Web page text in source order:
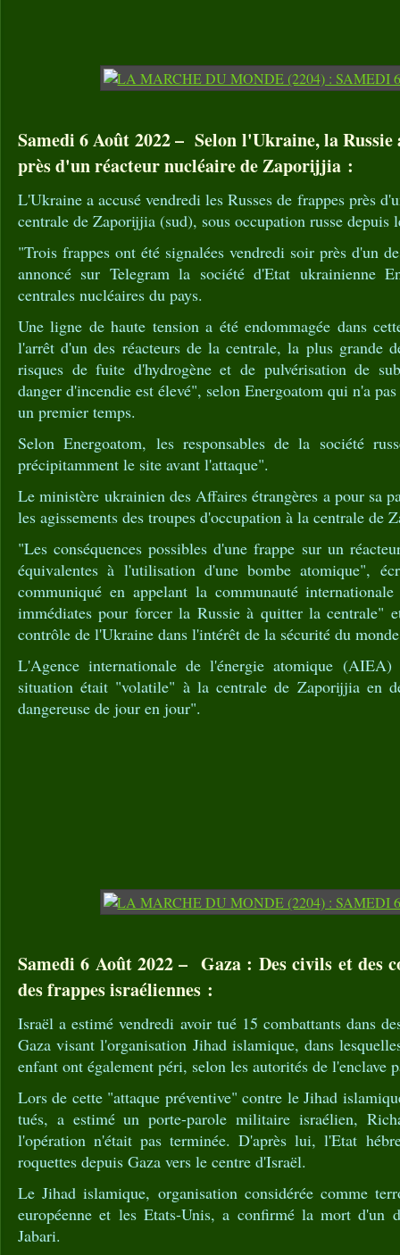
Samedi 6 Août 2022 – Selon l'Ukraine, la Russie
près d'un réacteur nucléaire de Zaporijjia :
L'Ukraine a accusé vendredi les Russes de frappes près
centrale de Zaporijjia (sud), sous occupation russe depuis
"Trois frappes ont été signalées vendredi soir près d'un
annoncé sur Telegram la société d'Etat ukrainienne
centrales nucléaires du pays.
Une ligne de haute tension a été endommagée dans
l'arrêt d'un des réacteurs de la centrale, la plus grande
risques de fuite d'hydrogène et de pulvérisation de
danger d'incendie est élevé", selon Energoatom qui n'a
un premier temps.
Selon Energoatom, les responsables de la société
précipitamment le site avant l'attaque".
Le ministère ukrainien des Affaires étrangères a pour sa
les agissements des troupes d'occupation à la centrale de
"Les conséquences possibles d'une frappe sur un
équivalentes à l'utilisation d'une bombe atomique",
communiqué en appelant la communauté
immédiates pour forcer la Russie à quitter la centrale"
contrôle de l'Ukraine dans l'intérêt de la sécurité du
L'Agence internationale de l'énergie atomique
situation était "volatile" à la centrale de Zaporijjia en
dangereuse de jour en jour".
Samedi 6 Août 2022 – Gaza : Des civils et des
des frappes israéliennes :
Israël a estimé vendredi avoir tué 15 combattants dans
Gaza visant l'organisation Jihad islamique, dans
enfant ont également péri, selon les autorités de l'enclave
Lors de cette "attaque préventive" contre le Jihad
tués, a estimé un porte-parole militaire israélien,
l'opération n'était pas terminée. D'après lui, l'Etat
roquettes depuis Gaza vers le centre d'Israël.
Le Jihad islamique, organisation considérée comme
européenne et les Etats-Unis, a confirmé la mort d'un
Jabari.